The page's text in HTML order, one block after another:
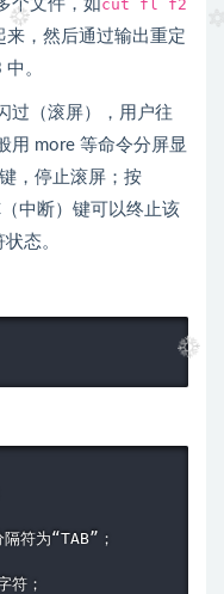
个文件，如cut fl f2
，然后通过输出重定
。
过（滚屏），用户往
用 more 等命令分屏显
，停止滚屏；按
中断）键可以终止该
态。
符为“TAB”；
符；